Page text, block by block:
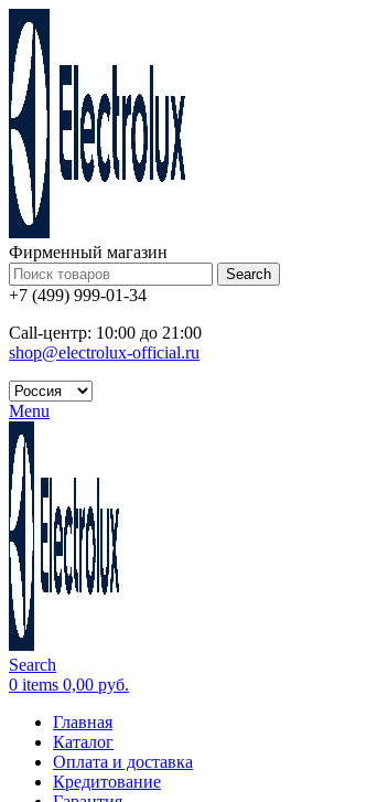
Фирменный магазин
Search
+7 (499) 999-01-34
Call-центр: 10:00 до 21:00
shop@electrolux-official.ru
Menu
Search
0 items 0,00 руб.
Главная
Каталог
Оплата и доставка
Кредитование